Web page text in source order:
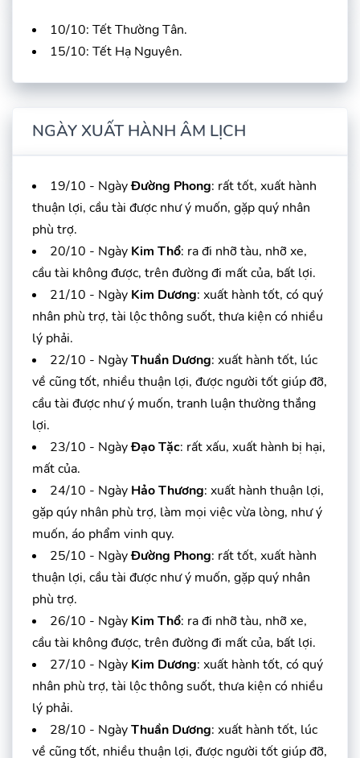
10/10: Tết Thường Tân.
15/10: Tết Hạ Nguyên.
NGÀY XUẤT HÀNH ÂM LỊCH
19/10 - NgàyĐường Phong: rất tốt, xuất hành
thuận lợi, cầu tài được như ý muốn, gặp quý nhân
phù trợ.
20/10 - Ngày Kim Thổ: ra đi nhỡ tàu, nhỡ xe,
cầu tài không được, trên đường đi mất của, bất lợi.
21/10 - Ngày Kim Dương: xuất hành tốt, có quý
nhân phù trợ, tài lộc thông suốt, thưa kiện có nhiều
lý phải.
22/10 - NgàyThuần Dương: xuất hành tốt, lúc
về cũng tốt, nhiều thuận lợi, được người tốt giúp đỡ,
cầu tài được như ý muốn, tranh luận thường thắng
lợi.
23/10 - NgàyĐạo Tặc: rất xấu, xuất hành bị hại,
mất của.
24/10 - Ngày Hảo Thương: xuất hành thuận lợi,
gặp qúy nhân phù trợ, làm mọi việc vừa lòng, như ý
muốn, áo phẩm vinh quy.
25/10 - NgàyĐường Phong: rất tốt, xuất hành
thuận lợi, cầu tài được như ý muốn, gặp quý nhân
phù trợ.
26/10 - Ngày Kim Thổ: ra đi nhỡ tàu, nhỡ xe,
cầu tài không được, trên đường đi mất của, bất lợi.
27/10 - Ngày Kim Dương: xuất hành tốt, có quý
nhân phù trợ, tài lộc thông suốt, thưa kiện có nhiều
lý phải.
28/10 - NgàyThuần Dương: xuất hành tốt, lúc
về cũng tốt, nhiều thuận lợi, được người tốt giúp đỡ,